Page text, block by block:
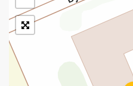
Послуги страхування
Операції з карткою:
Виплата пенсій та
Продаж товарів
Продаж марок та